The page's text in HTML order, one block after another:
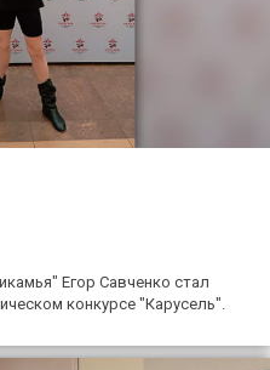
Егор Савченко стал
конкурсе "Карусель".